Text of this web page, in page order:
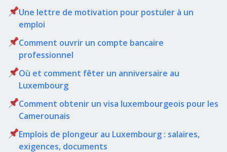
Une lettre de motivation pour postuler à un
emploi
Comment ouvrir un compte bancaire
professionnel
Où et comment fêter un anniversaire au
Luxembourg
Comment obtenir un visa luxembourgeois pour les
Camerounais
Emplois de plongeur au Luxembourg : salaires,
exigences, documents